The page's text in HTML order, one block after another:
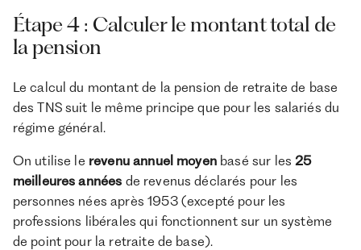
Étape 4 : Calculer le montant total de
la pension
Le calcul du montant de la pension de retraite de base
des TNS suit le même principe que pour les salariés du
régime général.
On utilise le revenu annuel moyenbasé sur les 25
meilleures années de revenus déclarés pour les
personnes nées après 1953 (excepté pour les
professions libérales qui fonctionnent sur un système
de point pour la retraite de base).